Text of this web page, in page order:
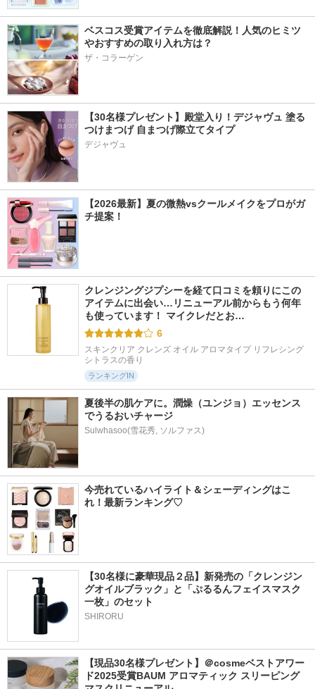
ベスコス受賞アイテムを徹底解説！人気のヒミツ
やおすすめの取り入れ方は？
ザ・コラーゲン
【30名様プレゼント】殿堂入り！デジャヴュ 塗る
つけまつげ 自まつげ際立てタイプ
デジャヴュ
【2026最新】夏の微熱vsクールメイクをプロがガ
チ提案！
クレンジングジプシーを経て口コミを頼りにこの
アイテムに出会い…リニューアル前からもう何年
も使っています！ マイクレだとお…
6
スキンクリア クレンズ オイル アロマタイプ リフレシング
シトラスの香り
ランキングIN
夏後半の肌ケアに。潤燥（ユンジョ）エッセンス
でうるおいチャージ
Sulwhasoo(雪花秀, ソルファス)
今売れているハイライト＆シェーディングはこ
れ！最新ランキング♡
【30名様に豪華現品２品】新発売の「クレンジン
グオイルブラック」と「ぷるるんフェイスマスク
一枚」のセット
SHIRORU
【現品30名様プレゼント】＠cosmeベストアワー
ド2025受賞BAUM アロマティック スリーピング